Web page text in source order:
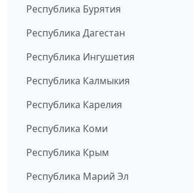
Республика Бурятия
Республика Дагестан
Республика Ингушетия
Республика Калмыкия
Республика Карелия
Республика Коми
Республика Крым
Республика Марий Эл